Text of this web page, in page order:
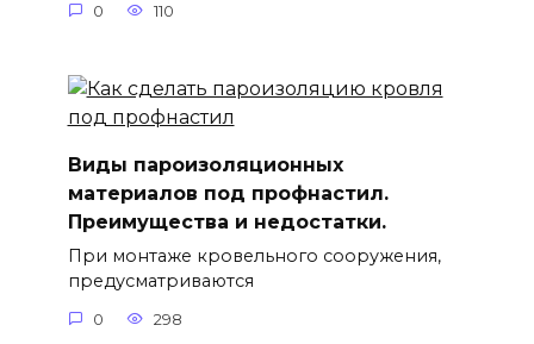
0 110
Виды пароизоляционных
материалов под профнастил.
Преимущества и недостатки.
При монтаже кровельного сооружения,
предусматриваются
0 298